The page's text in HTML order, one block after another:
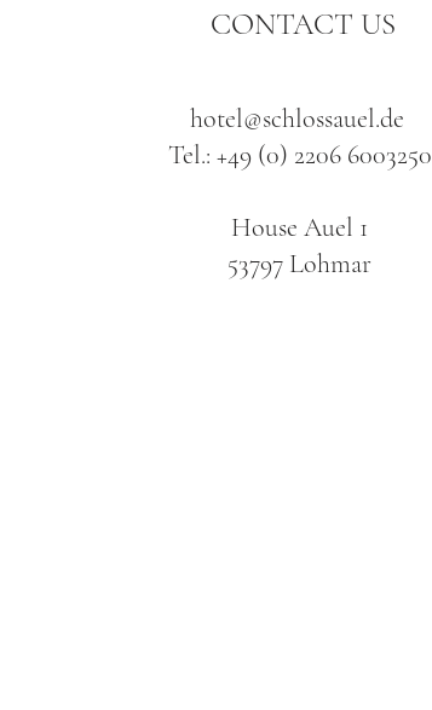
CONTACT US
hotel@schlossauel.de
Tel.: +49 (0) 2206 6003250
House Auel 1
53797 Lohmar